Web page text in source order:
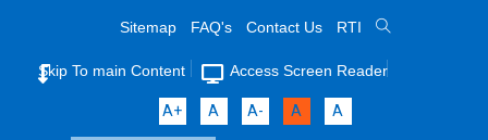
Sitemap FAQ's Contact Us RTI
Skip To main Content Access Screen Reader
A+ A A- A A